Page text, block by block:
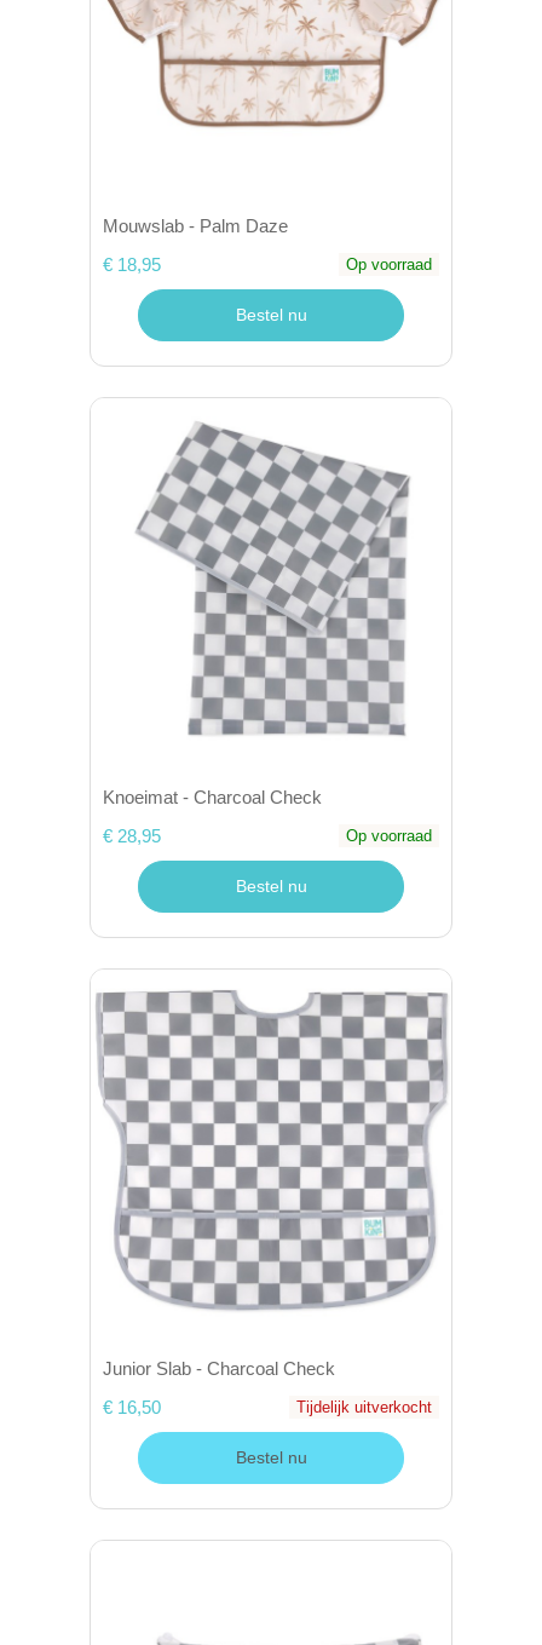
Mouwslab - Palm Daze
€ 18,95
Op voorraad
Bestel nu
Knoeimat - Charcoal Check
€ 28,95
Op voorraad
Bestel nu
Junior Slab - Charcoal Check
€ 16,50
Tijdelijk uitverkocht
Bestel nu